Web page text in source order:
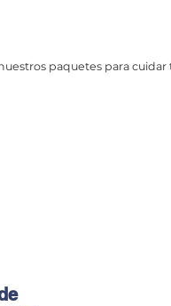
paquetes para cuidar